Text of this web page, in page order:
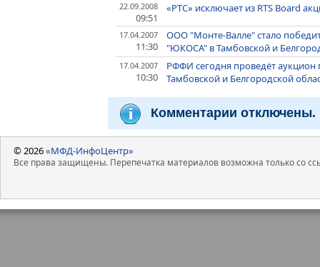
22.09.2008
09:51
«РТС» исключает из RTS Board
17.04.2007
11:30
ООО "Монте-Валле" стало
"ЮКОСА" в Тамбовской и
17.04.2007
10:30
РФФИ сегодня проведёт
Тамбовской и Белгородской
Комментарии отключены.
© 2026«МФД-ИнфоЦентр»
Все права защищены. Перепечатка материалов возможна только со